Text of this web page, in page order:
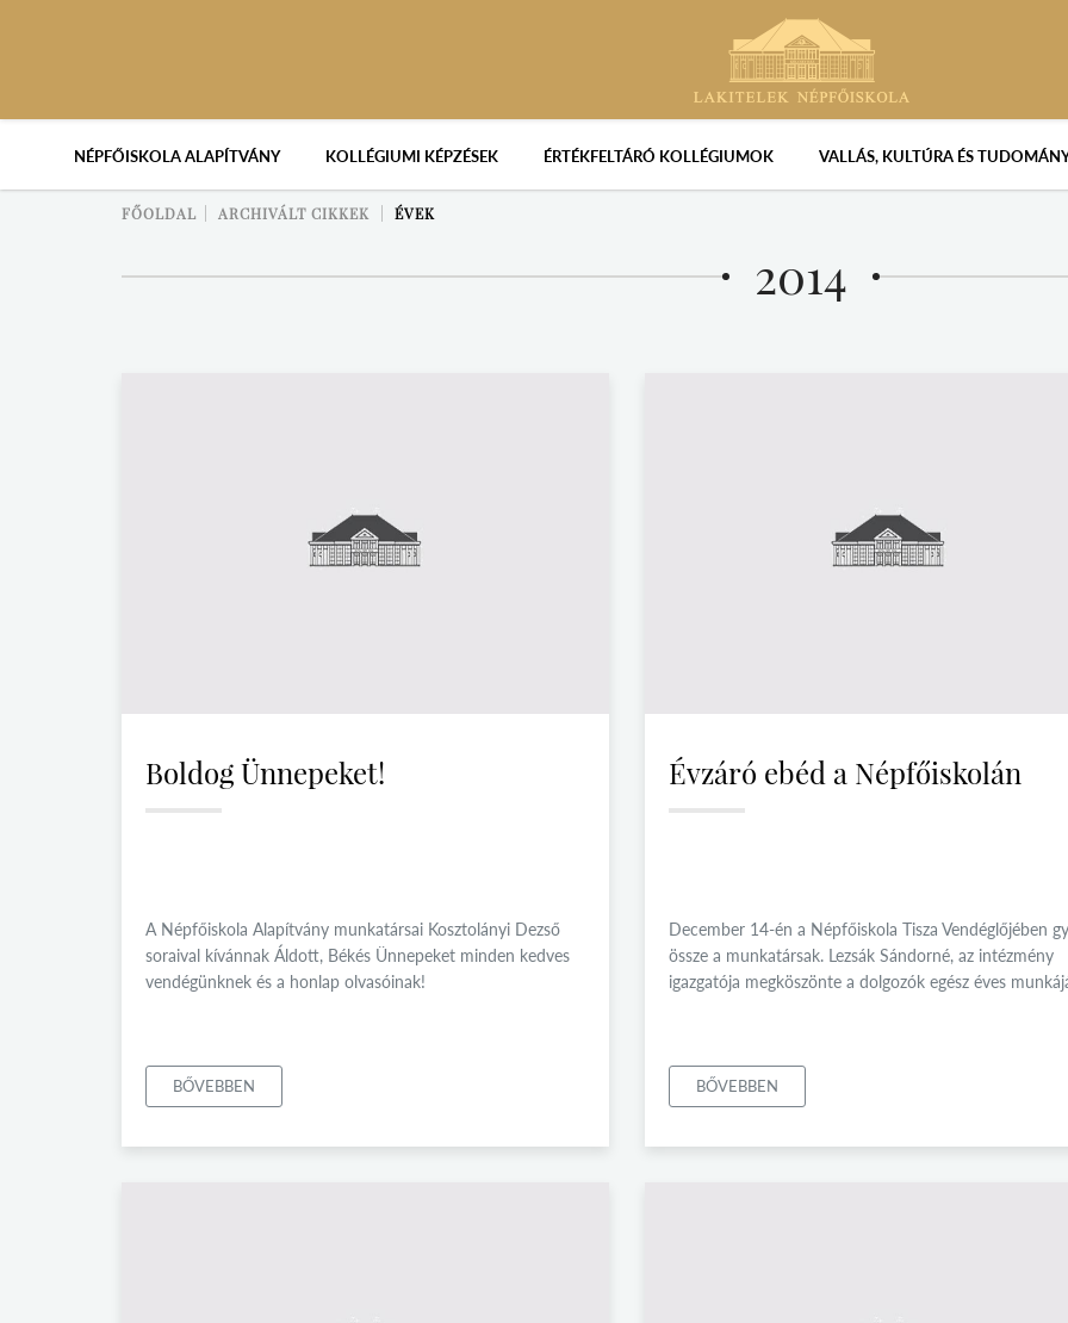
NÉPFŐISKOLA ALAPÍTVÁNY KOLLÉGIUMI KÉPZÉSEK ÉRTÉKFELTÁRÓ KOLLÉGIUMOK VALLÁS, KULTÚRA ÉS
FŐOLDAL ARCHIVÁLT CIKKEK ÉVEK
2014
Boldog Ünnepeket!
A Népfőiskola Alapítvány munkatársai Kosztolányi Dezső
soraival kívánnak Áldott, Békés Ünnepeket minden kedves
vendégünknek és a honlap olvasóinak!
BŐVEBBEN
Évzáró ebéd a Népfőiskolán
December 14-én a Népfőiskola Tisza Vendéglőjében
össze a munkatársak. Lezsák Sándorné, az intézmény
igazgatója megköszönte a dolgozók egész éves
BŐVEBBEN